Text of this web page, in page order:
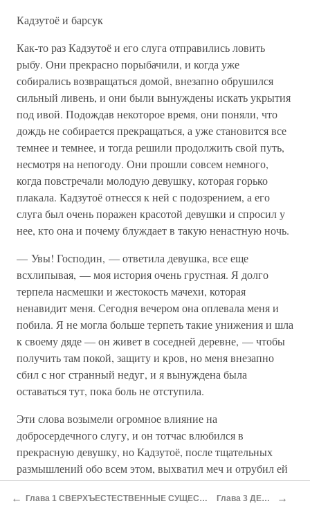
Кадзутоё и барсук
Как-то раз Кадзутоё и его слуга отправились ловить
рыбу. Они прекрасно порыбачили, и когда уже
собирались возвращаться домой, внезапно обрушился
сильный ливень, и они были вынуждены искать укрытия
под ивой. Подождав некоторое время, они поняли, что
дождь не собирается прекращаться, а уже становится все
темнее и темнее, и тогда решили продолжить свой путь,
несмотря на непогоду. Они прошли совсем немного,
когда повстречали молодую девушку, которая горько
плакала. Кадзутоё отнесся к ней с подозрением, а его
слуга был очень поражен красотой девушки и спросил у
нее, кто она и почему блуждает в такую ненастную ночь.
— Увы! Господин, — ответила девушка, все еще
всхлипывая, — моя история очень грустная. Я долго
терпела насмешки и жестокость мачехи, которая
ненавидит меня. Сегодня вечером она оплевала меня и
побила. Я не могла больше терпеть такие унижения и шла
к своему дяде — он живет в соседней деревне, — чтобы
получить там покой, защиту и кров, но меня внезапно
сбил с ног странный недуг, и я вынуждена была
оставаться тут, пока боль не отступила.
Эти слова возымели огромное влияние на
добросердечного слугу, и он тотчас влюбился в
прекрасную девушку, но Кадзутоё, после тщательных
размышлений обо всем этом, выхватил меч и отрубил ей
голову.
← Глава 1 СВЕРХЪЕСТЕСТВЕННЫЕ СУЩЕСТВА И ЯВЛЕНИЯ Глава 3 ДЕРЕВЬЯ →